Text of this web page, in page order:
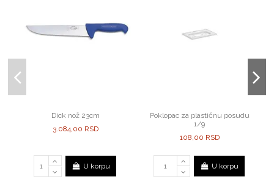
Dick nož 23cm
3.084,00 RSD
U korpu
Poklopac za plastičnu posudu
1/9
108,00 RSD
U korpu